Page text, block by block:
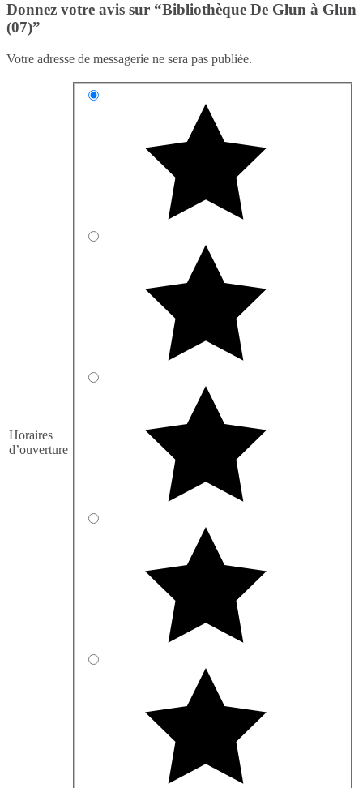
Donnez votre avis sur “Bibliothèque De Glun à Glun
(07)”
Votre adresse de messagerie ne sera pas publiée.
Horaires
d’ouverture